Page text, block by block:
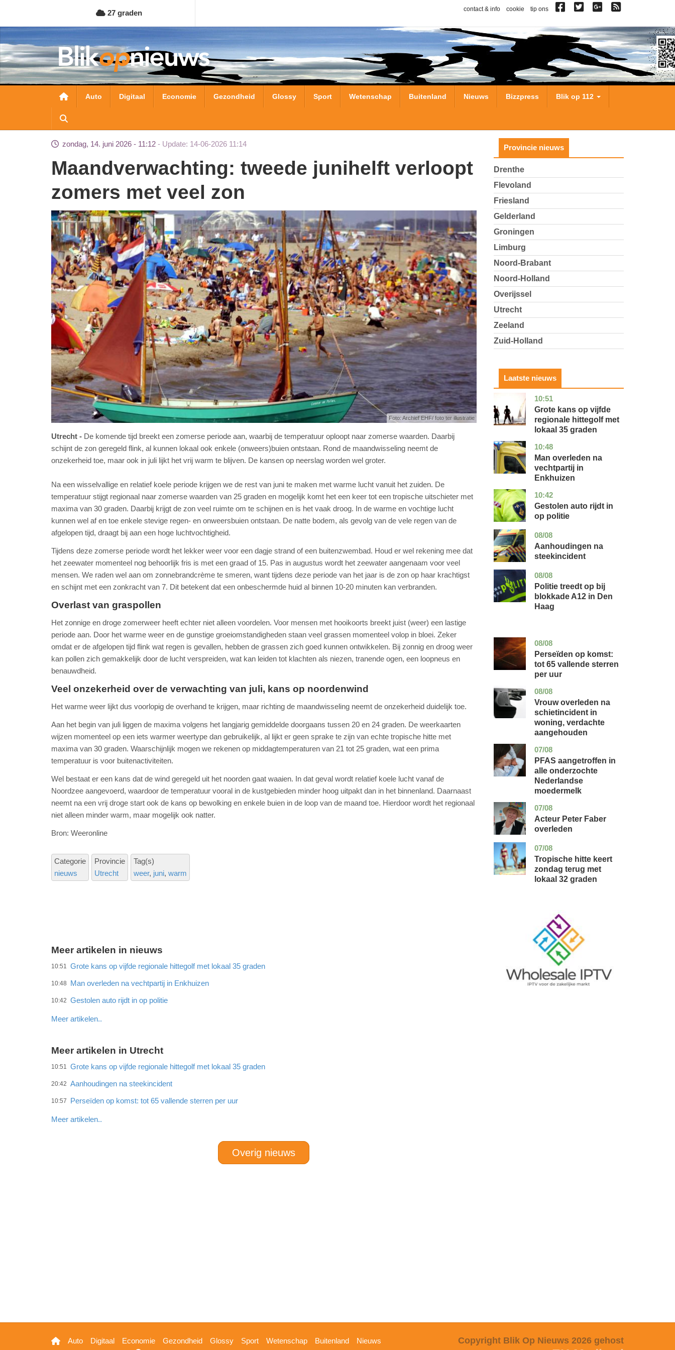
naar
de
inhoud
gaan
27 graden contact & info cookie tip ons
Hoofdnavigatie
Auto Digitaal Economie Gezondheid Glossy Sport Wetenschap Buitenland Nieuws Bizzpress Blik op 112
zondag, 14. juni 2026 - 11:12 Update: 14-06-2026 11:14
Maandverwachting: tweede junihelft verloopt
zomers met veel zon
Foto: Archief EHF/ foto ter illustratie
Utrecht
De komende tijd breekt een zomerse periode aan, waarbij de temperatuur oploopt naar zomerse waarden. Daarbij
schijnt de zon geregeld flink, al kunnen lokaal ook enkele (onweers)buien ontstaan. Rond de maandwisseling neemt de
onzekerheid toe, maar ook in juli lijkt het vrij warm te blijven. De kansen op neerslag worden wel groter.
Na een wisselvallige en relatief koele periode krijgen we de rest van juni te maken met warme lucht vanuit het zuiden. De
temperatuur stijgt regionaal naar zomerse waarden van 25 graden en mogelijk komt het een keer tot een tropische uitschieter met
maxima van 30 graden. Daarbij krijgt de zon veel ruimte om te schijnen en is het vaak droog. In de warme en vochtige lucht
kunnen wel af en toe enkele stevige regen- en onweersbuien ontstaan. De natte bodem, als gevolg van de vele regen van de
afgelopen tijd, draagt bij aan een hoge luchtvochtigheid.
Tijdens deze zomerse periode wordt het lekker weer voor een dagje strand of een buitenzwembad. Houd er wel rekening mee dat
het zeewater momenteel nog behoorlijk fris is met een graad of 15. Pas in augustus wordt het zeewater aangenaam voor veel
mensen. We raden wel aan om zonnebrandcrème te smeren, want tijdens deze periode van het jaar is de zon op haar krachtigst
en schijnt met een zonkracht van 7. Dit betekent dat een onbeschermde huid al binnen 10-20 minuten kan verbranden.
Overlast van graspollen
Het zonnige en droge zomerweer heeft echter niet alleen voordelen. Voor mensen met hooikoorts breekt juist (weer) een lastige
periode aan. Door het warme weer en de gunstige groeiomstandigheden staan veel grassen momenteel volop in bloei. Zeker
omdat er de afgelopen tijd flink wat regen is gevallen, hebben de grassen zich goed kunnen ontwikkelen. Bij zonnig en droog weer
kan pollen zich gemakkelijk door de lucht verspreiden, wat kan leiden tot klachten als niezen, tranende ogen, een loopneus en
benauwdheid.
Veel onzekerheid over de verwachting van juli, kans op noordenwind
Het warme weer lijkt dus voorlopig de overhand te krijgen, maar richting de maandwisseling neemt de onzekerheid duidelijk toe.
Aan het begin van juli liggen de maxima volgens het langjarig gemiddelde doorgaans tussen 20 en 24 graden. De weerkaarten
wijzen momenteel op een iets warmer weertype dan gebruikelijk, al lijkt er geen sprake te zijn van echte tropische hitte met
maxima van 30 graden. Waarschijnlijk mogen we rekenen op middagtemperaturen van 21 tot 25 graden, wat een prima
temperatuur is voor buitenactiviteiten.
Wel bestaat er een kans dat de wind geregeld uit het noorden gaat waaien. In dat geval wordt relatief koele lucht vanaf de
Noordzee aangevoerd, waardoor de temperatuur vooral in de kustgebieden minder hoog uitpakt dan in het binnenland. Daarnaast
neemt na een vrij droge start ook de kans op bewolking en enkele buien in de loop van de maand toe. Hierdoor wordt het regionaal
niet alleen minder warm, maar mogelijk ook natter.
Bron: Weeronline
Categorie
nieuws
Provincie
Utrecht
Tag(s)
weer juni warm
Meer artikelen in nieuws
10:51 Grote kans op vijfde regionale hittegolf met lokaal 35 graden
10:48 Man overleden na vechtpartij in Enkhuizen
10:42 Gestolen auto rijdt in op politie
Meer artikelen..
Meer artikelen in Utrecht
10:51 Grote kans op vijfde regionale hittegolf met lokaal 35 graden
20:42 Aanhoudingen na steekincident
10:57 Perseïden op komst: tot 65 vallende sterren per uur
Meer artikelen..
Overig nieuws
Provincie nieuws
Drenthe
Flevoland
Friesland
Gelderland
Groningen
Limburg
Noord-Brabant
Noord-Holland
Overijssel
Utrecht
Zeeland
Zuid-Holland
Laatste nieuws
10:51
utrecht
nieuws
Grote kans op vijfde
regionale hittegolf met
lokaal 35 graden
10:48
noord-
holland
nieuws
Man overleden na
vechtpartij in
Enkhuizen
10:42
noord-
brabant
nieuws
Gestolen auto rijdt in
op politie
08/08
utrecht
nieuws
Aanhoudingen na
steekincident
08/08
zuid-
holland
nieuws
Politie treedt op bij
blokkade A12 in Den
Haag
08/08
utrecht
nieuws
Perseïden op komst:
tot 65 vallende sterren
per uur
08/08
zuid-
holland
nieuws
Vrouw overleden na
schietincident in
woning, verdachte
aangehouden
07/08
utrecht
gezondheid
PFAS aangetroffen in
alle onderzochte
Nederlandse
moedermelk
07/08
noord-
holland
glossy
Acteur Peter Faber
overleden
07/08
utrecht
nieuws
Tropische hitte keert
zondag terug met
lokaal 32 graden
Hoofdnavigatie
Auto Digitaal Economie Gezondheid Glossy Sport Wetenschap Buitenland
Nieuws
Copyright Blik Op Nieuws 2026 gehost